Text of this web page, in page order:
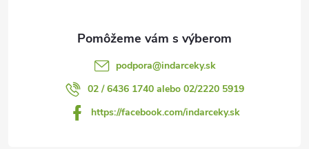
podpora@indarceky.sk
02 / 6436 1740 alebo 02/2220 5919
https://facebook.com/indarceky.sk